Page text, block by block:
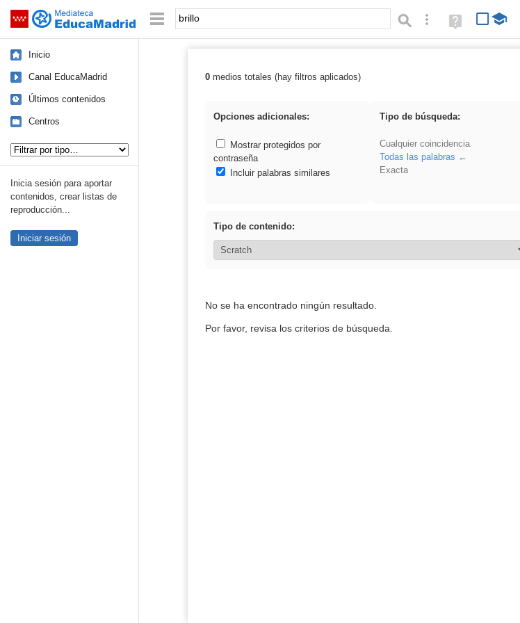
Saltar navegación Palabra o frase: Búsqueda avanzada
Ayuda
(en
Inicio
Canal EducaMadrid
Últimos contenidos
Centros
Inicia sesión para aportar
contenidos, crear listas de
reproducción...
Iniciar sesión
Resultados de: brillo
0medios totales (hay filtros aplicados)
Opciones adicionales:
Mostrar protegidos por
contraseña
Incluir palabras similares
Tipo de búsqueda:
Cualquier coincidencia
Todas las palabras
Exacta
Tipo de contenido:
No se ha encontrado ningún resultado.
Por favor, revisa los criterios de búsqueda.